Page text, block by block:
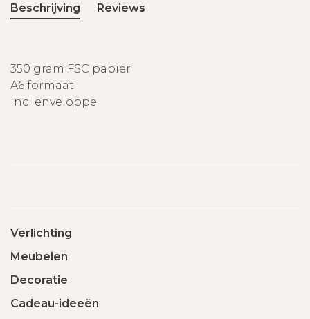
Beschrijving Reviews
350 gram FSC papier
A6 formaat
incl enveloppe
Verlichting
Meubelen
Decoratie
Cadeau-ideeën